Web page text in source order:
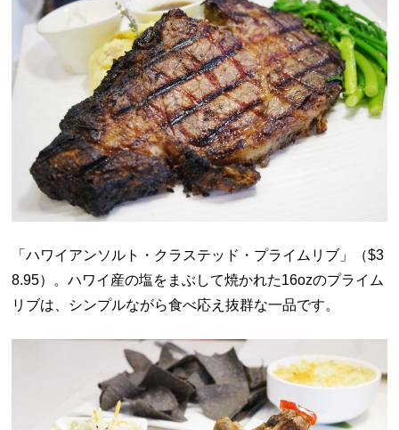
「ハワイアンソルト・クラステッド・プライムリブ」（$3
8.95）。ハワイ産の塩をまぶして焼かれた16ozのプライム
リブは、シンプルながら食べ応え抜群な一品です。